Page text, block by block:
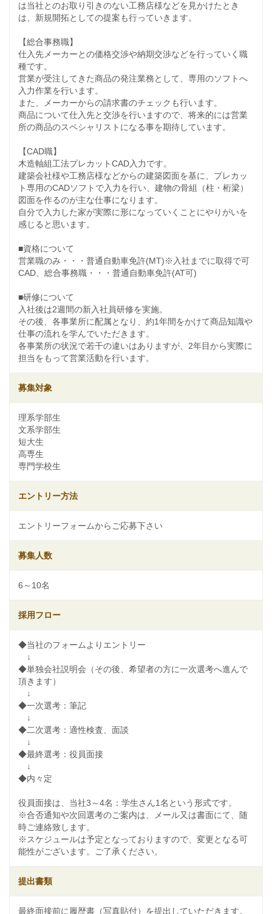
は当社とのお取り引きのない工務店様などを見かけたとき
は、新規開拓としての提案も行っていきます。
【総合事務職】
仕入先メーカーとの価格交渉や納期交渉などを行っていく職
種です。
営業が受注してきた商品の発注業務として、専用のソフトへ
入力作業を行います。
また、メーカーからの請求書のチェックも行います。
商品について仕入先と交渉を行いますので、将来的には営業
所の商品のスペシャリストになる事を期待しています。
【CAD職】
木造軸組工法プレカットCAD入力です。
建築会社様や工務店様などからの建築図面を基に、プレカッ
ト専用のCADソフトで入力を行い、建物の骨組（柱・桁梁）
図面を作るのが主な仕事になります。
自分で入力した家が実際に形になっていくことにやりがいを
感じると思います。
■資格について
営業職のみ・・・普通自動車免許(MT)※入社までに取得で可
CAD、総合事務職・・・普通自動車免許(AT可)
■研修について
入社後は2週間の新入社員研修を実施。
その後、各事業所に配属となり、約1年間をかけて商品知識や
仕事の流れを学んでいただきます。
各事業所の状況で若干の違いはありますが、2年目から実際に
担当をもって営業活動を行います。
募集対象
理系学部生
文系学部生
短大生
高専生
専門学校生
エントリー方法
エントリーフォームからご応募下さい
募集人数
6～10名
採用フロー
◆当社のフォームよりエントリー
↓
◆単独会社説明会（その後、希望者の方に一次選考へ進んで
頂きます）
↓
◆一次選考：筆記
↓
◆二次選考：適性検査、面談
↓
◆最終選考：役員面接
↓
◆内々定
役員面接は、当社3～4名：学生さん1名という形式です。
※合否通知や次回選考のご案内は、メール又は書面にて、随
時ご連絡致します。
※スケジュールは予定となっておりますので、変更となる可
能性がございます。ご了承ください。
提出書類
最終面接前に履歴書（写真貼付）を提出していただきます。